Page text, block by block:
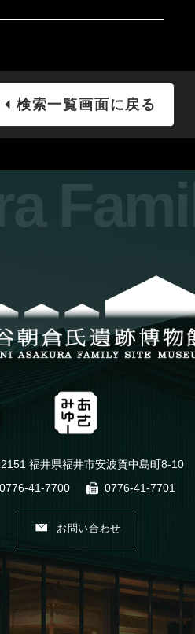
検索一覧画面に戻る
福井県福井市安波賀中島町8-10
0776-41-7700
0776-41-7701
お問い合わせ